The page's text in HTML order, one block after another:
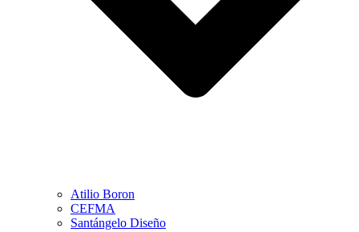
Atilio Boron
CEFMA
Santángelo Diseño